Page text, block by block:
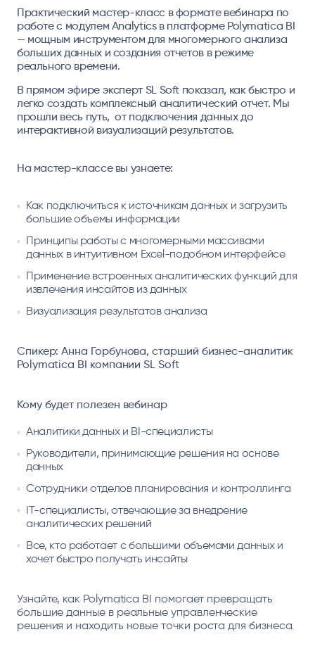
Практический мастер-класс в формате вебинара по
работе с модулем Analytics в платформе Polymatica BI
— мощным инструментом для многомерного анализа
больших данных и создания отчетов в режиме
реального времени.
В прямом эфире эксперт SL Soft показал, как быстро и
легко создать комплексный аналитический отчет. Мы
прошли весь путь, от подключения данных до
интерактивной визуализаций результатов.
На мастер-классе вы узнаете:
Как подключиться к источникам данных и загрузить
большие объемы информации
Принципы работы с многомерными массивами
данных в интуитивном Excel-подобном интерфейсе
Применение встроенных аналитических функций для
извлечения инсайтов из данных
Визуализация результатов анализа
Спикер: Анна Горбунова, старший бизнес-аналитик
Polymatica BI компании SL Soft
Кому будет полезен вебинар
Аналитики данных и BI-специалисты
Руководители, принимающие решения на основе
данных
Сотрудники отделов планирования и контроллинга
IT-специалисты, отвечающие за внедрение
аналитических решений
Все, кто работает с большими объемами данных и
хочет быстро получать инсайты
Узнайте, как Polymatica BI помогает превращать
большие данные в реальные управленческие
решения и находить новые точки роста для бизнеса.